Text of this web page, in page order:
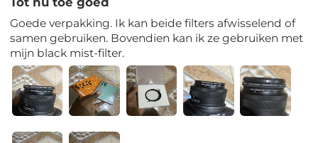
Goede verpakking. Ik kan beide filters afwisselend of
samen gebruiken. Bovendien kan ik ze gebruiken met
mijn black mist-filter.